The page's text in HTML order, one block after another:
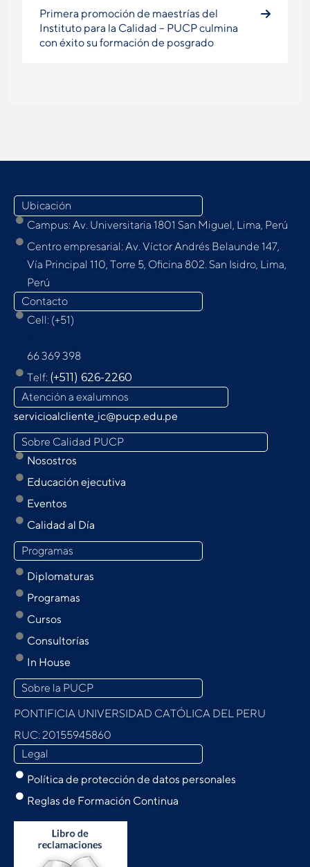
Primera promoción de maestrías del
Instituto para la Calidad – PUCP culmina
con éxito su formación de posgrado
Ubicación
Campus: Av. Universitaria 1801 San Miguel, Lima, Perú
Centro empresarial: Av. Víctor Andrés Belaunde 147,
Vía Principal 110, Torre 5, Oﬁcina 802. San Isidro, Lima,
Perú
Contacto
Cell: (+51)
66 369 398
Telf: (+511) 626-2260
Atención a exalumnos
servicioalcliente_ic@pucp.edu.pe
Sobre Calidad PUCP
Nosostros
Educación ejecutiva
Eventos
Calidad al Día
Programas
Diplomaturas
Programas
Cursos
Consultorías
In House
Sobre la PUCP
PONTIFICIA UNIVERSIDAD CATÓLICA DEL PERU
RUC: 20155945860
Legal
Política de protección de datos personales
Reglas de Formación Continua